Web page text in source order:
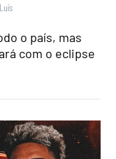
o país, mas
com o eclipse